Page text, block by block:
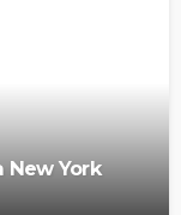
New York